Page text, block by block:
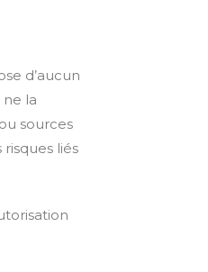
d’aucun
la
sources
liés